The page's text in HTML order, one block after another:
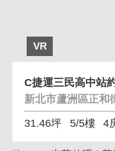
VR
新北市蘆洲區正和
31.46坪 5/5樓 4